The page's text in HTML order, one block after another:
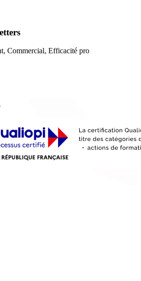
Commercial, Efficacité pro